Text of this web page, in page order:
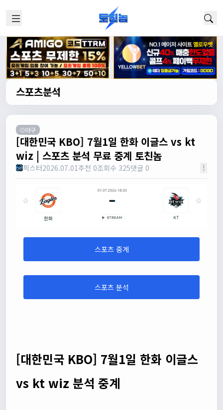
스포츠분석
⚾야구
[대한민국 KBO] 7월1일 한화 이글스 vs kt
wiz | 스포츠 분석 무료 중계 토친놈
픽스터2026.07.01추천 0조회수 325댓글 0
스포츠 중계
스포츠 분석
[대한민국 KBO] 7월1일 한화 이글스
vs kt wiz 분석 중계